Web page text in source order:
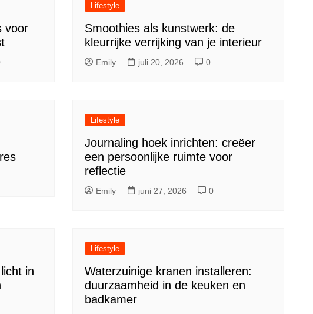
voor
Lifestyle
Smoothies als kunstwerk: de
kleurrijke verrijking van je interieur
Emily juli 20, 2026 0
Lifestyle
Journaling hoek inrichten: creëer
een persoonlijke ruimte voor
reflectie
Emily juni 27, 2026 0
in
Lifestyle
Waterzuinige kranen installeren:
duurzaamheid in de keuken en
badkamer